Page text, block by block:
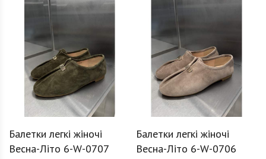
Балетки легкі жіночі
Весна-Літо 6-W-0707
Балетки легкі жіночі
Весна-Літо 6-W-0706